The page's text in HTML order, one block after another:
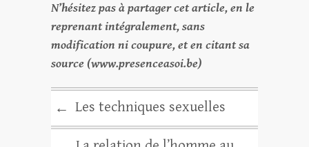
N’hésitez pas à partager cet article, en le
reprenant intégralement, sans
modification ni coupure, et en citant sa
source (www.presenceasoi.be)
← Les techniques sexuelles